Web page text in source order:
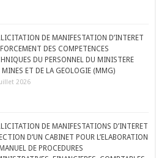
DE MANIFESTATION D’INTERET
DES COMPETENCES
DU PERSONNEL DU MINISTERE
MINES ET DE LA GEOLOGIE (MMG)
2026
DE MANIFESTATIONS D’INTERET
D’UN CABINET POUR L’ELABORATION
DE PROCEDURES